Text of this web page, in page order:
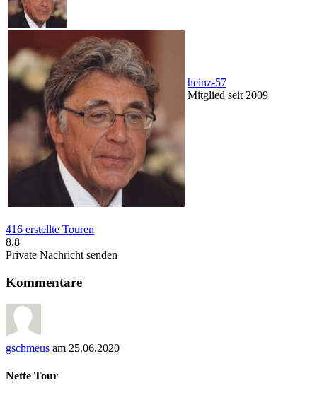
heinz-57
Mitglied seit 2009
416 erstellte Touren
8.8
Private Nachricht senden
Kommentare
gschmeus am 25.06.2020
Nette Tour